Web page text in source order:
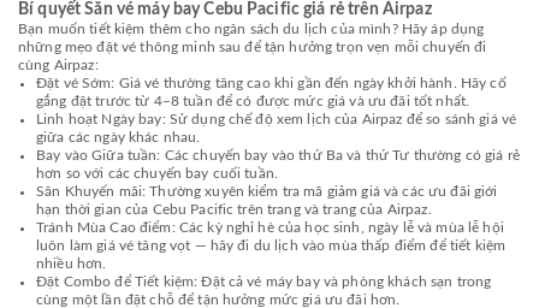
Bí quyết Săn vé máy bay Cebu Pacific giá rẻ trên Airpaz
Bạn muốn tiết kiệm thêm cho ngân sách du lịch của mình? Hãy áp dụng
những mẹo đặt vé thông minh sau để tận hưởng trọn vẹn mỗi chuyến đi
cùng Airpaz:
Đặt vé Sớm: Giá vé thường tăng cao khi gần đến ngày khởi hành. Hãy cố
gắng đặt trước từ 4–8 tuần để có được mức giá và ưu đãi tốt nhất.
Linh hoạt Ngày bay: Sử dụng chế độ xem lịch của Airpaz để so sánh giá vé
giữa các ngày khác nhau.
Bay vào Giữa tuần: Các chuyến bay vào thứ Ba và thứ Tư thường có giá rẻ
hơn so với các chuyến bay cuối tuần.
Săn Khuyến mãi: Thường xuyên kiểm tra mã giảm giá và các ưu đãi giới
hạn thời gian của Cebu Pacific trên trang và trang của Airpaz.
Tránh Mùa Cao điểm: Các kỳ nghỉ hè của học sinh, ngày lễ và mùa lễ hội
luôn làm giá vé tăng vọt — hãy đi du lịch vào mùa thấp điểm để tiết kiệm
nhiều hơn.
Đặt Combo để Tiết kiệm: Đặt cả vé máy bay và phòng khách sạn trong
cùng một lần đặt chỗ để tận hưởng mức giá ưu đãi hơn.